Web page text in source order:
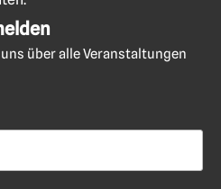
über alle Veranstaltungen